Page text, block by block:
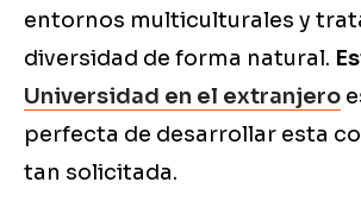
entornos multiculturales y
diversidad de forma natural.
Universidad en el extranjero
perfecta de desarrollar esta
tan solicitada.